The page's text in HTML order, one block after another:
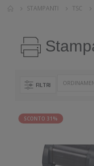
STAMPANTI TSC
FILTRI
SCONTO 31%